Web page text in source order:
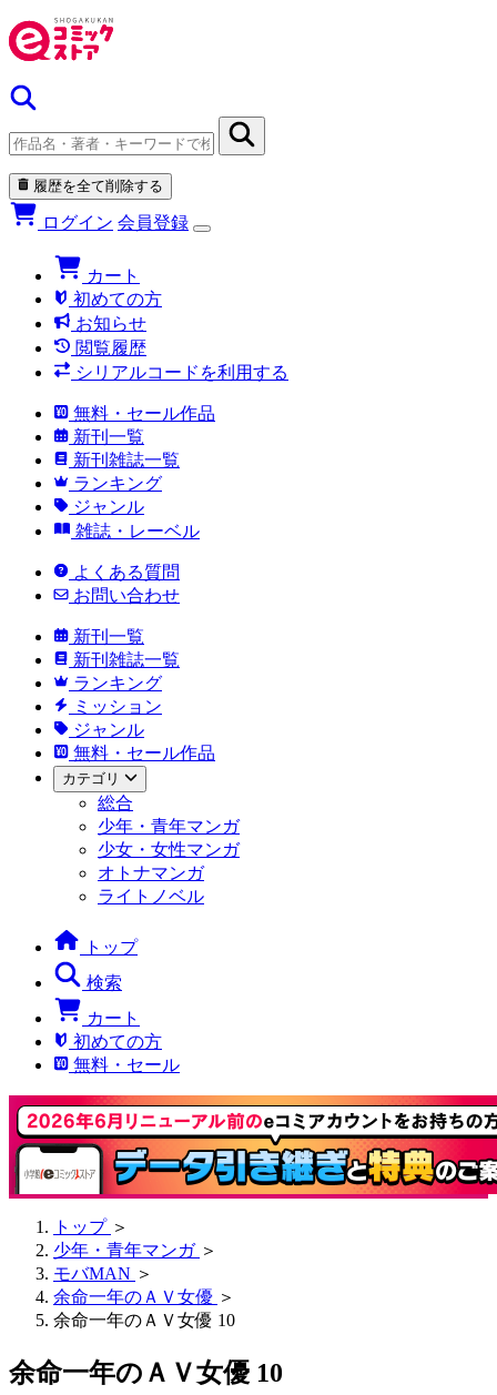
履歴を全て削除する
ログイン 会員登録
カート
初めての方
お知らせ
閲覧履歴
シリアルコードを利用する
無料・セール作品
新刊一覧
新刊雑誌一覧
ランキング
ジャンル
雑誌・レーベル
よくある質問
お問い合わせ
新刊一覧
新刊雑誌一覧
ランキング
ミッション
ジャンル
無料・セール作品
カテゴリ
総合
少年・青年マンガ
少女・女性マンガ
オトナマンガ
ライトノベル
トップ
検索
カート
初めての方
無料・セール
トップ ＞
少年・青年マンガ ＞
モバMAN ＞
余命一年のＡＶ女優 ＞
余命一年のＡＶ女優 10
余命一年のＡＶ女優 10